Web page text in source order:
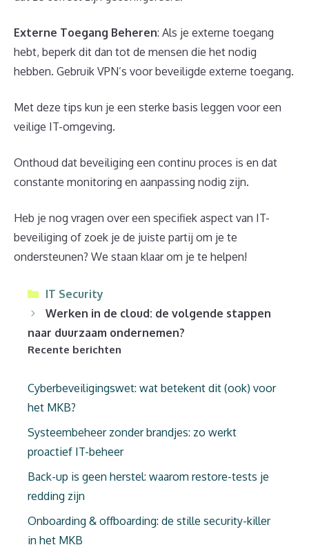
Externe Toegang Beheren: Als je externe toegang
hebt, beperk dit dan tot de mensen die het nodig
hebben. Gebruik VPN’s voor beveiligde externe toegang.
Met deze tips kun je een sterke basis leggen voor een
veilige IT-omgeving.
Onthoud dat beveiliging een continu proces is en dat
constante monitoring en aanpassing nodig zijn.
Heb je nog vragen over een specifiek aspect van IT-
beveiliging of zoek je de juiste partij om je te
ondersteunen? We staan klaar om je te helpen!
Categorieën
IT Security
Werken in de cloud: de volgende stappen
naar duurzaam ondernemen?
Recente berichten
Cyberbeveiligingswet: wat betekent dit (ook) voor
het MKB?
Systeembeheer zonder brandjes: zo werkt
proactief IT-beheer
Back-up is geen herstel: waarom restore-tests je
redding zijn
Onboarding & offboarding: de stille security-killer
in het MKB